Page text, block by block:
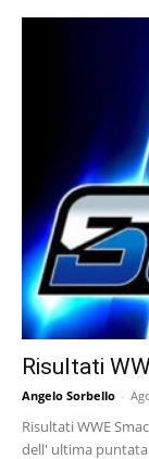
Risultati
Angelo Sorbello -
Risultati WWE
dell' ultima puntata